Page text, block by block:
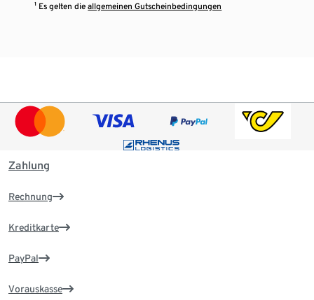
¹ Es gelten dieallgemeinen Gutscheinbedingungen
Zahlung
Rechnung
Kreditkarte
PayPal
Vorauskasse